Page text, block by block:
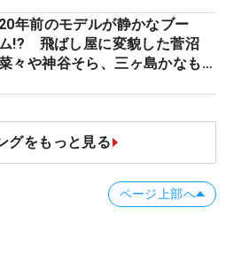
20年前のモデルが静かなブー
ム!? 飛ばし屋に変貌した菅沼
々や神谷そら、三ヶ島かなも使
グをもっと見る
ページ上部へ